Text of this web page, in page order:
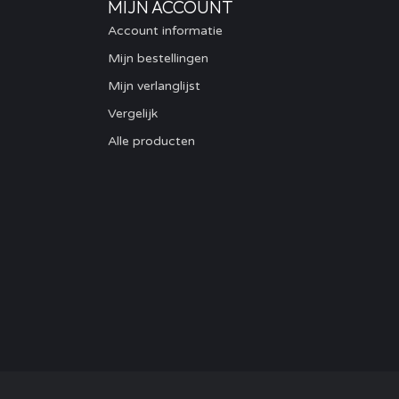
MIJN ACCOUNT
Account informatie
Mijn bestellingen
Mijn verlanglijst
Vergelijk
Alle producten